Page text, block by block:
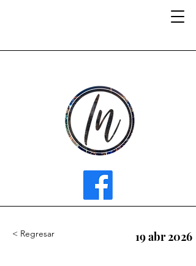
< Regresar 19 abr 2026